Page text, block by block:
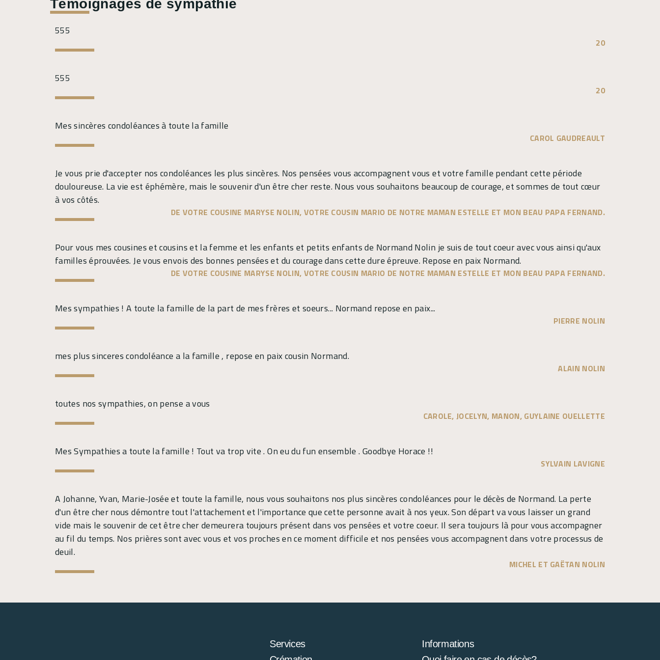
Témoignages de sympathie
555
20
555
20
Mes sincères condoléances à toute la famille
CAROL GAUDREAULT
Je vous prie d'accepter nos condoléances les plus sincères. Nos pensées vous accompagnent vous et votre famille pendant cette période
douloureuse. La vie est éphémère, mais le souvenir d'un être cher reste. Nous vous souhaitons beaucoup de courage, et sommes de tout cœur
à vos côtés.
DE VOTRE COUSINE MARYSE NOLIN, VOTRE COUSIN MARIO DE NOTRE MAMAN ESTELLE ET MON BEAU PAPA FERNAND.
Pour vous mes cousines et cousins et la femme et les enfants et petits enfants de Normand Nolin je suis de tout coeur avec vous ainsi qu'aux
familles éprouvées. Je vous envois des bonnes pensées et du courage dans cette dure épreuve. Repose en paix Normand.
DE VOTRE COUSINE MARYSE NOLIN, VOTRE COUSIN MARIO DE NOTRE MAMAN ESTELLE ET MON BEAU PAPA FERNAND.
Mes sympathies ! A toute la famille de la part de mes frères et soeurs... Normand repose en paix...
PIERRE NOLIN
mes plus sinceres condoléance a la famille , repose en paix cousin Normand.
ALAIN NOLIN
toutes nos sympathies, on pense a vous
CAROLE, JOCELYN, MANON, GUYLAINE OUELLETTE
Mes Sympathies a toute la famille ! Tout va trop vite . On eu du fun ensemble . Goodbye Horace !!
SYLVAIN LAVIGNE
A Johanne, Yvan, Marie-Josée et toute la famille, nous vous souhaitons nos plus sincères condoléances pour le décès de Normand. La perte
d'un être cher nous démontre tout l'attachement et l'importance que cette personne avait à nos yeux. Son départ va vous laisser un grand
vide mais le souvenir de cet être cher demeurera toujours présent dans vos pensées et votre coeur. Il sera toujours là pour vous accompagner
au fil du temps. Nos prières sont avec vous et vos proches en ce moment difficile et nos pensées vous accompagnent dans votre processus de
deuil.
MICHEL ET GAËTAN NOLIN
Services
Informations